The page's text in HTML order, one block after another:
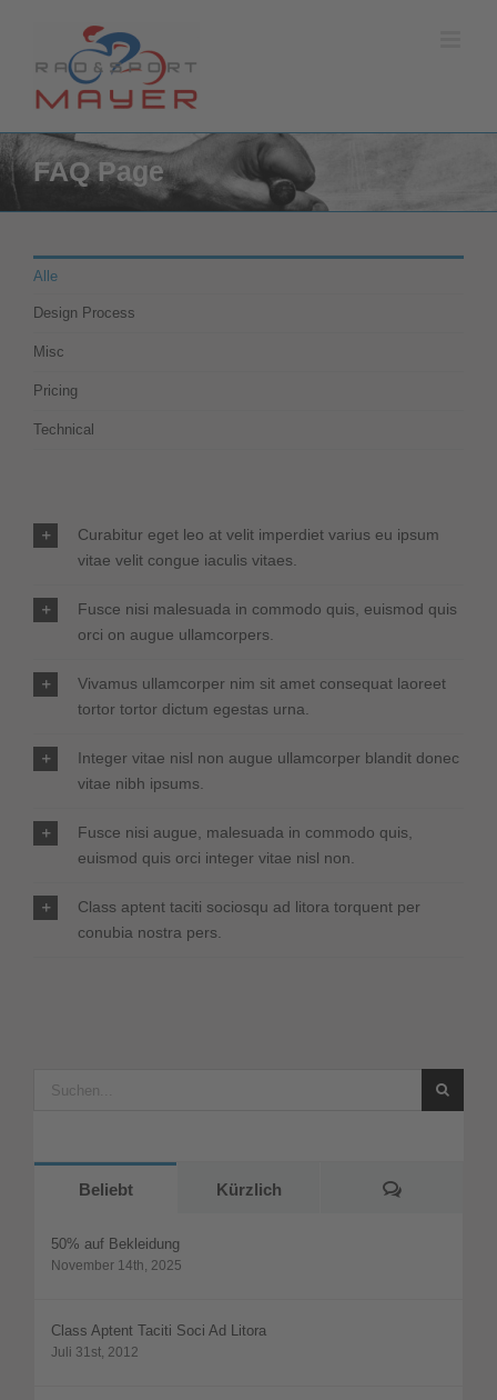
FAQ Page
Alle
Design Process
Misc
Pricing
Technical
Curabitur eget leo at velit imperdiet varius eu ipsum
vitae velit congue iaculis vitaes.
Fusce nisi malesuada in commodo quis, euismod quis
orci on augue ullamcorpers.
Vivamus ullamcorper nim sit amet consequat laoreet
tortor tortor dictum egestas urna.
Integer vitae nisl non augue ullamcorper blandit donec
vitae nibh ipsums.
Fusce nisi augue, malesuada in commodo quis,
euismod quis orci integer vitae nisl non.
Class aptent taciti sociosqu ad litora torquent per
conubia nostra pers.
Beliebt Kürzlich
50% auf Bekleidung
November 14th, 2025
Class Aptent Taciti Soci Ad Litora
Juli 31st, 2012